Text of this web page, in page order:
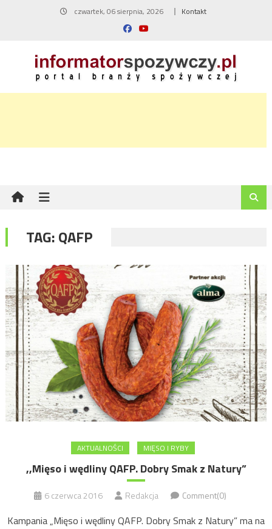
czwartek, 06 sierpnia, 2026 Kontakt
TAG:QAFP
AKTUALNOŚCI MIĘSO I RYBY
,,Mięso i wędliny QAFP. Dobry Smak z Natury”
6 czerwca 2016 Redakcja Comment(0)
Kampania „Mięso i wędliny QAFP. Dobry Smak z Natury” ma na